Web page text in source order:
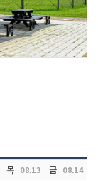
목 08.13 금 08.14